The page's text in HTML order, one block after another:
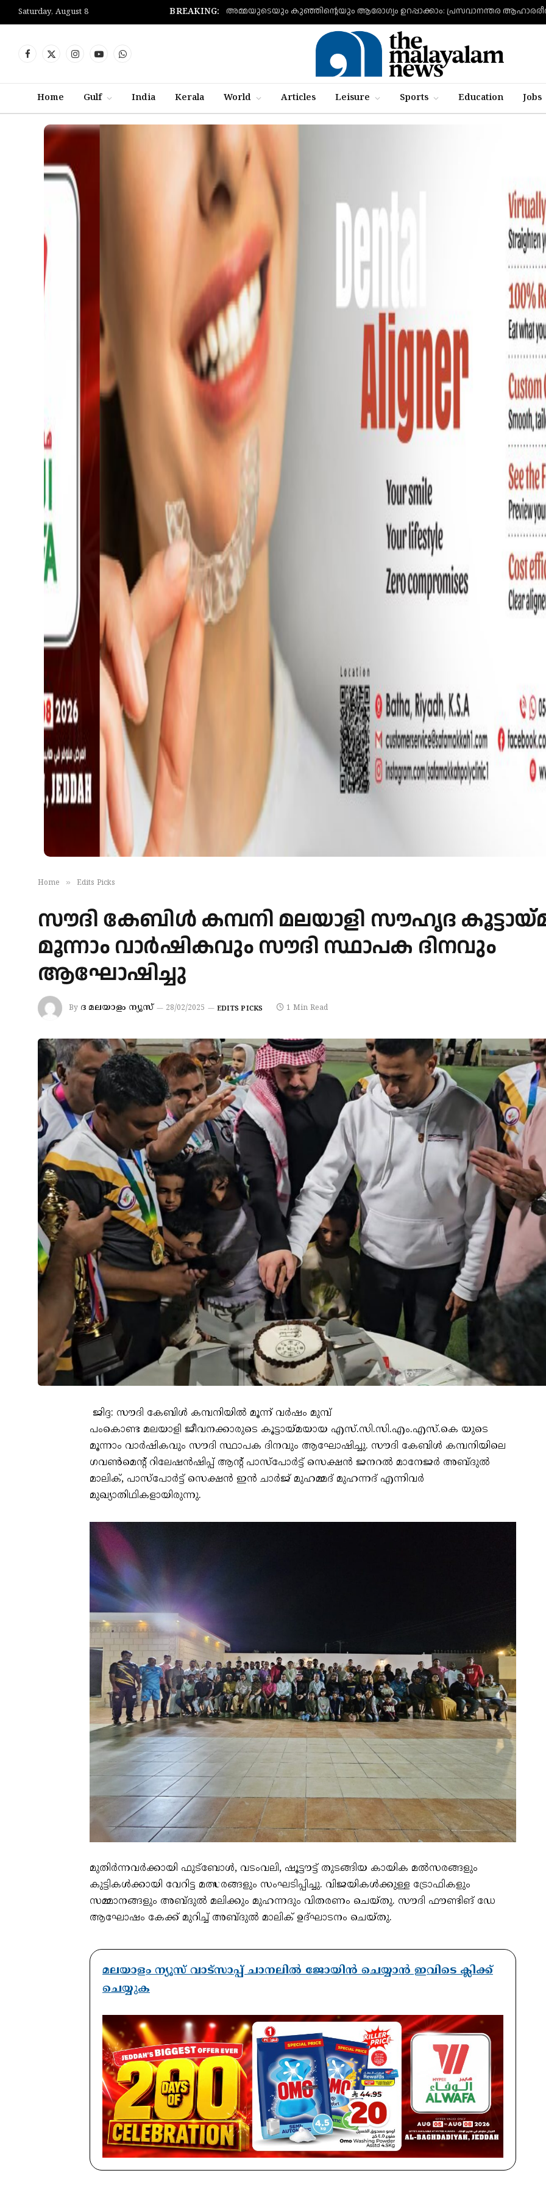
Saturday, August 8 BREAKING:
Facebook
X
InstagramYouTubeWhatsApp
Home Gulf India Kerala World Articles Leisure Sports Education Jobs
Home » Edits Picks
സൗദി കേബിൾ കമ്പനി മലയാളി സൗഹൃദ
മൂന്നാം വാർഷികവും സൗദി സ്ഥാപക ദിനവും
ആഘോഷിച്ചു
By ദ മലയാളം ന്യൂസ് 28/02/2025 EDITS PICKS 1 Min Read
ജിദ്ദ: സൗദി കേബിൾ കമ്പനിയിൽ മൂന്ന് വർഷം മുമ്പ്
പംകൊണ്ട മലയാളി ജീവനക്കാരുടെ കൂട്ടായ്മയായ എസ്.സി.സി.എം.എസ്.കെ യുടെ
മൂന്നാം വാർഷികവും സൗദി സ്ഥാപക ദിനവും ആഘോഷിച്ചു. സൗദി കേബിൾ കമ്പനിയിലെ
ഗവൺമെന്റ് റിലേഷൻഷിപ്പ് ആന്റ് പാസ്പോർട്ട് സെക്ഷൻ ജനറൽ മാനേജർ അബ്ദുൽ
മാലിക്, പാസ്പോർട്ട് സെക്ഷൻ ഇൻ ചാർജ് മുഹമ്മദ് മുഹന്നദ് എന്നിവർ
മുഖ്യാതിഥികളായിരുന്നു.
മുതിർന്നവർക്കായി ഫുട്ബോൾ, വടംവലി, ഷൂട്ടൗട്ട് തുടങ്ങിയ കായിക മൽസരങ്ങളും
കുട്ടികൾക്കായി വേറിട്ട മത്സരങ്ങളും സംഘടിപ്പിച്ചു. വിജയികൾക്കുള്ള ട്രോഫികളും
സമ്മാനങ്ങളും അബ്ദുൽ മലിക്കും മുഹന്നദും വിതരണം ചെയ്തു. സൗദി ഫൗണ്ടിങ് ഡേ
ആഘോഷം കേക്ക് മുറിച്ച് അബ്ദുൽ മാലിക് ഉദ്ഘാടനം ചെയ്തു.
മലയാളം ന്യൂസ് വാട്സാപ്പ് ചാനലിൽ ജോയിൻ ചെയ്യാൻ ഇവിടെ ക്ലിക്ക്
ചെയ്യുക